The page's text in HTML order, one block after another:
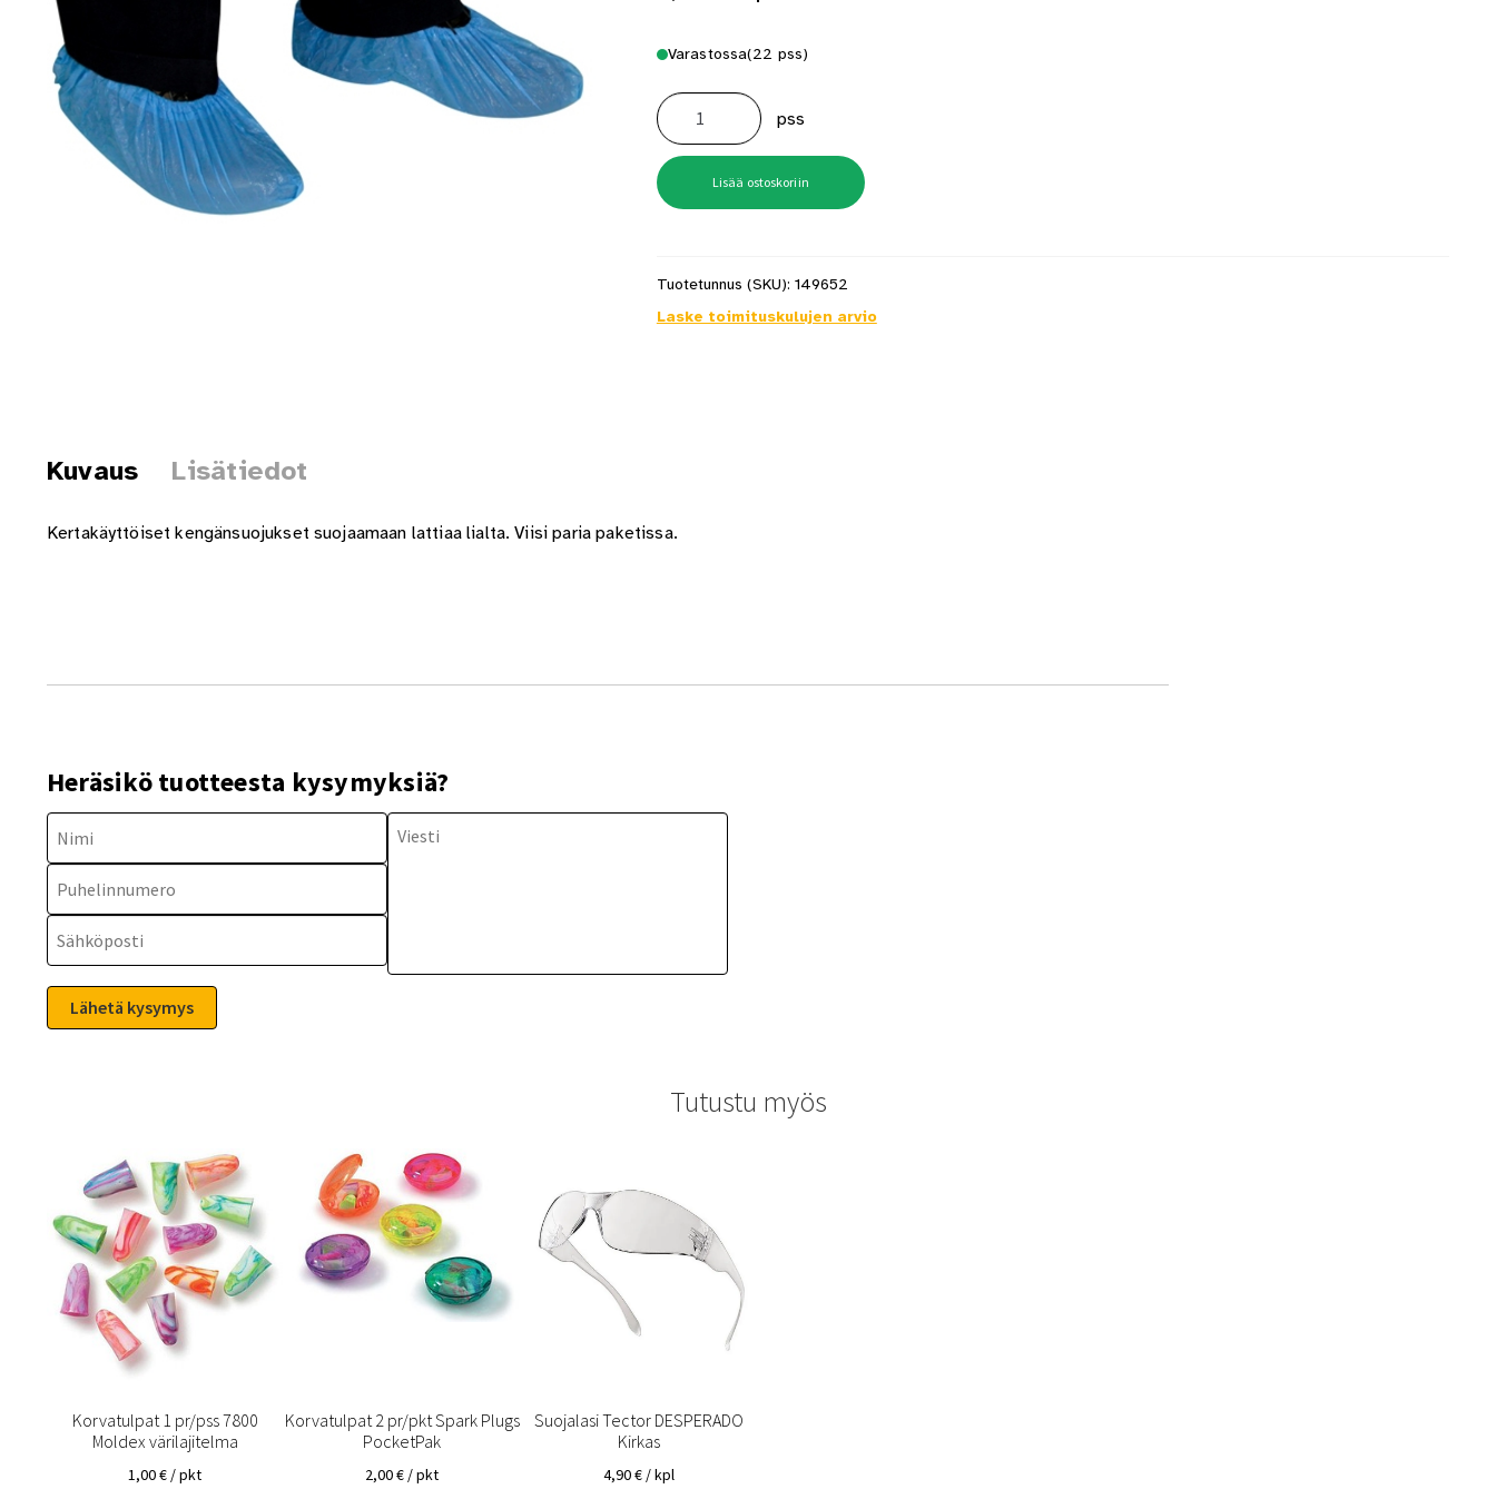
Varastossa(22 pss)
Kenkäsuojus
Sininen
5
Paria
Polyeteeni
määrä
pss
Lisää ostoskoriin
Tuotetunnus (SKU): 149652
Laske toimituskulujen arvio
Kuvaus Lisätiedot
Kertakäyttöiset kengänsuojukset suojaamaan lattiaa lialta. Viisi paria paketissa.
Heräsikö tuotteesta kysymyksiä?
Tutustu myös
Korvatulpat 1 pr/pss 7800
Moldex värilajitelma
1,00€ / pkt
Korvatulpat 2 pr/pkt Spark Plugs
PocketPak
2,00€ / pkt
Suojalasi Tector DESPERADO
Kirkas
4,90€ / kpl